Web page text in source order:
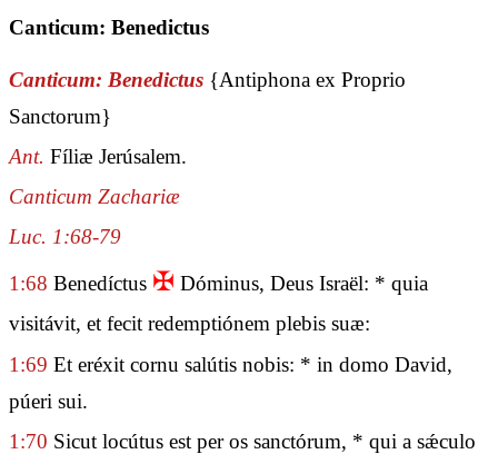
Canticum: Benedictus
Canticum: Benedictus {Antiphona ex Proprio
Sanctorum}
Ant. Fíliæ Jerúsalem.
Canticum Zachariæ
Luc. 1:68-79
1:68 Benedíctus ✠ Dóminus, Deus Israël: * quia
visitávit, et fecit redemptiónem plebis suæ:
1:69 Et eréxit cornu salútis nobis: * in domo David,
púeri sui.
1:70 Sicut locútus est per os sanctórum, * qui a sǽculo